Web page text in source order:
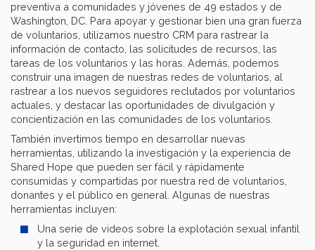
preventiva a comunidades y jóvenes de 49 estados y de
Washington, DC. Para apoyar y gestionar bien una gran fuerza
de voluntarios, utilizamos nuestro CRM para rastrear la
información de contacto, las solicitudes de recursos, las
tareas de los voluntarios y las horas. Además, podemos
construir una imagen de nuestras redes de voluntarios, al
rastrear a los nuevos seguidores reclutados por voluntarios
actuales, y destacar las oportunidades de divulgación y
concientización en las comunidades de los voluntarios.
También invertimos tiempo en desarrollar nuevas
herramientas, utilizando la investigación y la experiencia de
Shared Hope que pueden ser fácil y rápidamente
consumidas y compartidas por nuestra red de voluntarios,
donantes y el público en general. Algunas de nuestras
herramientas incluyen:
Una serie de videos sobre la explotación sexual infantil
y la seguridad en internet.